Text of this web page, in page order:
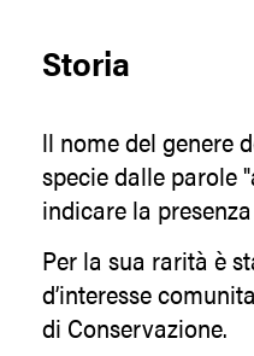
Storia
ll nome del genere
specie dalle parole
indicare la
Per la sua rarità è
d’interesse
di Conservazione.